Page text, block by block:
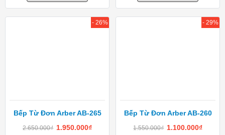
Bếp Từ Đơn Arber AB-265
2.650.000₫ 1.950.000₫
- 26%
Bếp Từ Đơn Arber AB-260
1.550.000₫ 1.100.000₫
- 29%